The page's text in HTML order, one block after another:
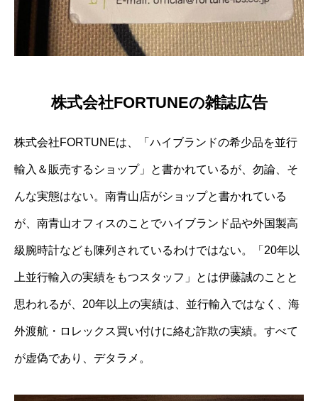
株式会社FORTUNEの雑誌広告
株式会社FORTUNEは、「ハイブランドの希少品を並行
輸入＆販売するショップ」と書かれているが、勿論、そ
んな実態はない。南青山店がショップと書かれている
が、南青山オフィスのことでハイブランド品や外国製高
級腕時計なども陳列されているわけではない。「20年以
上並行輸入の実績をもつスタッフ」とは伊藤誠のことと
思われるが、20年以上の実績は、並行輸入ではなく、海
外渡航・ロレックス買い付けに絡む詐欺の実績。すべて
が虚偽であり、デタラメ。